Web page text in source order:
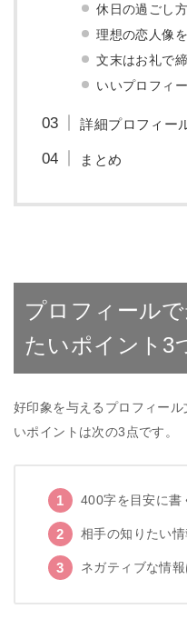
休日の過ごし
理想の恋人像を
文末はお礼で
いいプロフィ
詳細プロフィー
まとめ
プロフィール
たいポイント3
好印象を与えるプロフィー
いポイントは次の3点です。
400字を目安に書
相手の知りたい
ネガティブな情